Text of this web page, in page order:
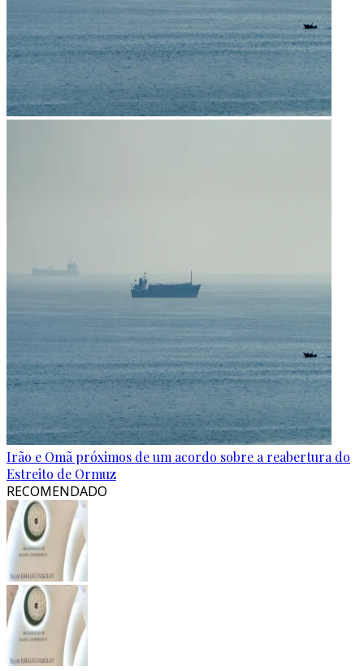
Irão e Omã próximos de um acordo sobre a reabertura do
Estreito de Ormuz
RECOMENDADO